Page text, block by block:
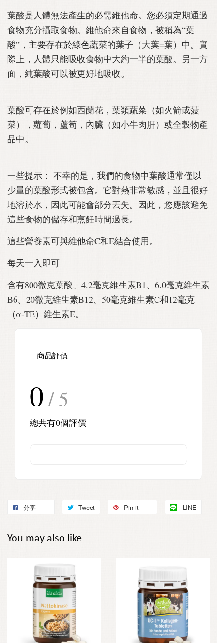
葉酸是人體無法產生的必需維他命。您必須定期通過
食物充分攝取食物。維他命來自食物，被稱為“葉
酸”，主要存在於綠色蔬菜的葉子（大葉=葉）中。實
際上，人體只能吸收食物中大約一半的葉酸。另一方
面，純葉酸可以被更好地吸收。
葉酸可存在於例如西蘭花，葉類蔬菜（如火箭或菠
菜），蘿蔔，蘆筍，內臟（如小牛肉肝）或全穀物產
品中。
一些提示： 不幸的是，我們的食物中葉酸通常僅以
少量的葉酸形式被包含。它對熱非常敏感，並且很好
地溶於水，因此可能會部分丟失。因此，您應該避免
這些食物的儲存和烹飪時間過長。
這些營養素可與維他命C和E結合使用。
每天一入即可
含有800微克葉酸、4.2毫克維生素B1、6.0毫克維生素
B6、20微克維生素B12、50毫克維生素C和12毫克
（α-TE）維生素E。
商品評價
0 / 5
總共有0個評價
分享 Tweet Pin it LINE
You may also like